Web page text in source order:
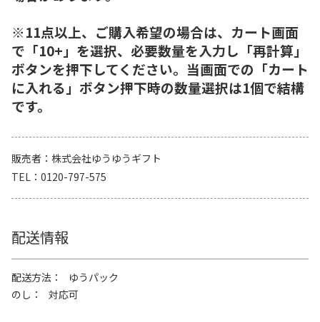
※11点以上、ご購入希望の場合は、カート画面
で「10+」を選択、必要数量を入力し「再計算」
ボタンを押下してください。当画面での「カート
に入れる」ボタン押下時の数量選択は1個で結構
です。
販売者
株式会社ゆうゆうギフト
TEL
0120-797-575
配送情報
配送方法
ゆうパック
のし
対応可